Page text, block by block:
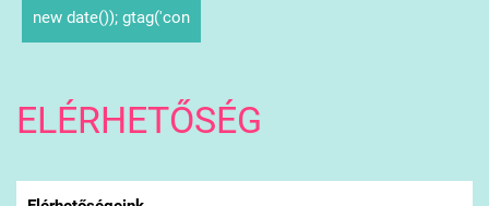
new date()); gtag('con
ELÉRHETŐSÉG